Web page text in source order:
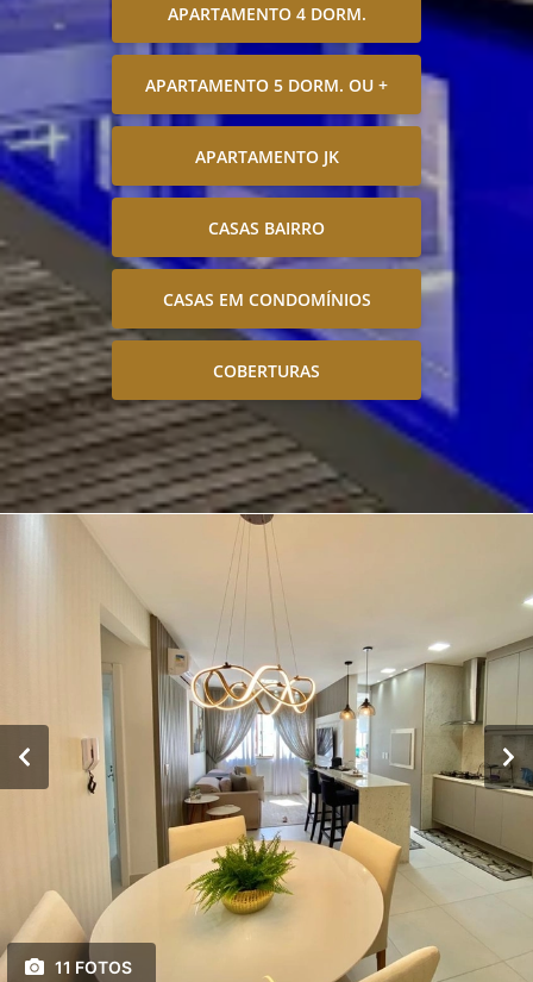
APARTAMENTO 4 DORM.
APARTAMENTO 5 DORM. OU +
APARTAMENTO JK
CASAS BAIRRO
CASAS EM CONDOMÍNIOS
COBERTURAS
11 FOTOS